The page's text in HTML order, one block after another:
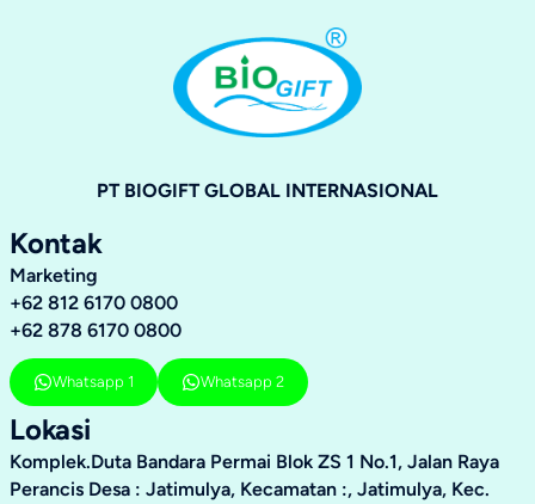
PT BIOGIFT GLOBAL INTERNASIONAL
Kontak
Marketing
+62 812 6170 0800
+62 878 6170 0800
Whatsapp 1 Whatsapp 2
Lokasi
Komplek.Duta Bandara Permai Blok ZS 1 No.1, Jalan Raya
Perancis Desa : Jatimulya, Kecamatan :, Jatimulya, Kec.